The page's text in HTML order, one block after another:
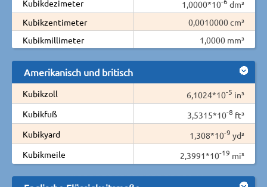
Kubikdezimeter
1,0000*10
dm³
Kubikzentimeter
0,0010000 cm³
Kubikmillimeter
1,0000 mm³
Amerikanisch und britisch
Kubikzoll 6,1024*10-5 in³
Kubikfuß
3,5315*10-8 ft³
Kubikyard
1,308*10-9 yd³
Kubikmeile
2,3991*10-19 mi³